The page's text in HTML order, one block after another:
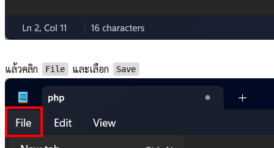
แล้วคลิก File และเลือก Save